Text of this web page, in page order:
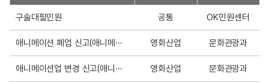
서
식
목
록
구술대필민원 공통 OK민원센터
애니메이션 폐업 신고(애니메이션제작업, 애니메이션수출입업,애니메이션배급업) 영화산업 문화관광과
애니메이션업 변경 신고(애니메이션제작업, 애니메이션수출입업,애니메이션배급업) 영화산업 문화관광과